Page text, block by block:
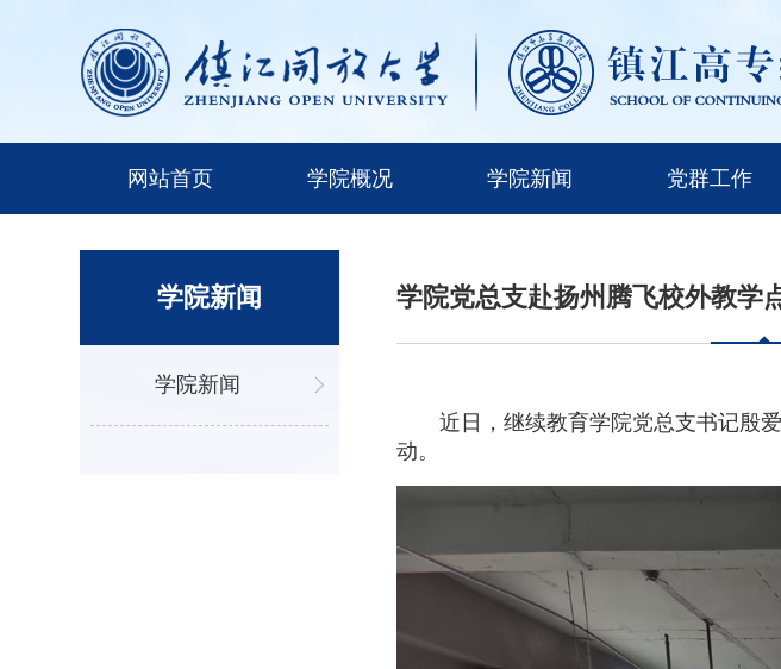
网站首页 学院概况 学院新闻 党群工作
学院新闻
学院新闻
学院党总支赴扬州腾飞校外教学
近日，继续教育学院党总支书记殷爱
动。